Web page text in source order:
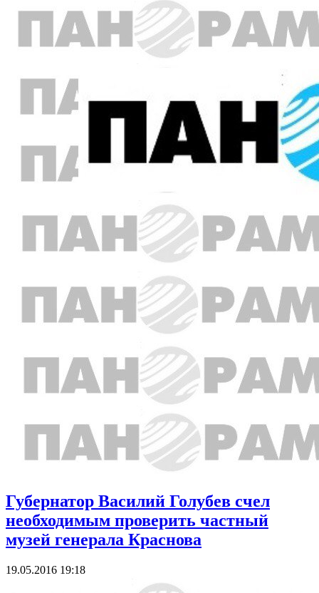
Губернатор Василий Голубев счел
необходимым проверить частный
музей генерала Краснова
19.05.2016 19:18